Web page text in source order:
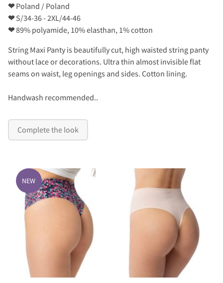
❤Poland / Poland
❤S/34-36 - 2XL/44-46
❤89% polyamide, 10% elasthan, 1% cotton
String Maxi Panty is beautifully cut, high waisted string panty
without lace or decorations. Ultra thin almost invisible flat
seams on waist, leg openings and sides. Cotton lining.
Handwash recommended..
Complete the look
NEW